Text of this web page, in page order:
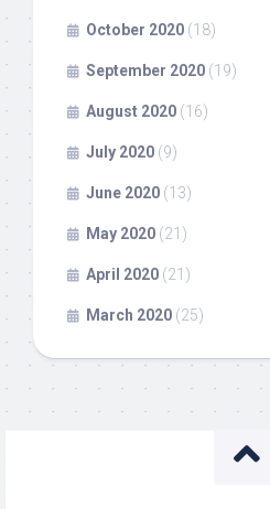
October 2020 (18)
September 2020 (19)
August 2020 (16)
July 2020 (9)
June 2020 (13)
May 2020 (21)
April 2020 (21)
March 2020 (25)